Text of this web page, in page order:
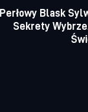
Perłowy Blask
Sekrety